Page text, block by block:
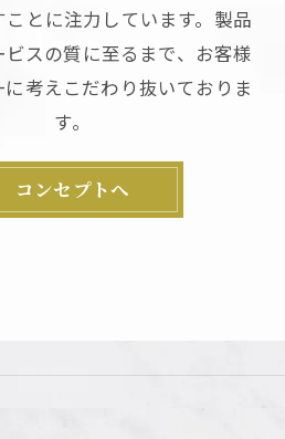
とに注力しています。製品
スの質に至るまで、お客様
考えこだわり抜いておりま
す。
コンセプトへ